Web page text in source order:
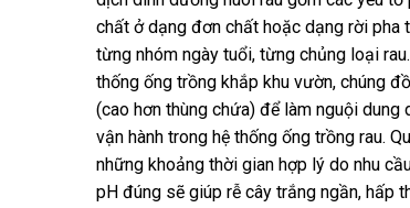
chất ở dạng đơn chất hoặc dạng rời
từng nhóm ngày tuổi, từng chủng loại
thống ống trồng khắp khu vườn, chúng
(cao hơn thùng chứa) để làm nguội
vận hành trong hệ thống ống trồng rau.
những khoảng thời gian hợp lý do nhu
pH đúng sẽ giúp rễ cây trắng ngần, hấp